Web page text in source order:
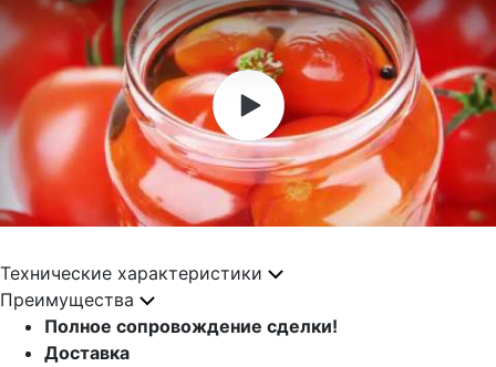
Технические характеристики
Преимущества
Полное сопровождение сделки!
Доставка